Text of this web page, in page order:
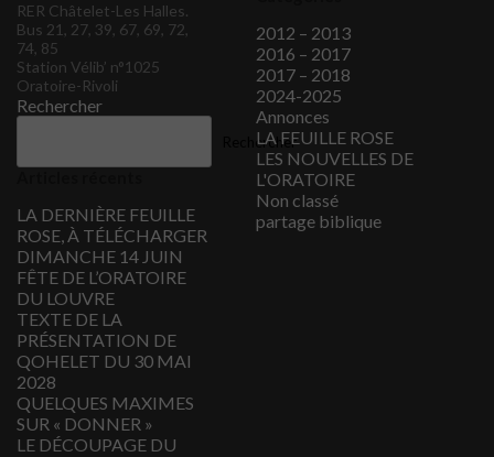
RER Châtelet-Les Halles.
Bus 21, 27, 39, 67, 69, 72,
74, 85
Station Vélib’ n°1025
Oratoire-Rivoli
Rechercher
Rechercher
LA DERNIÈRE FEUILLE
ROSE, À TÉLÉCHARGER
DIMANCHE 14 JUIN
FÊTE DE L’ORATOIRE
DU LOUVRE
TEXTE DE LA
PRÉSENTATION DE
QOHELET DU 30 MAI
2028
QUELQUES MAXIMES
SUR « DONNER »
LE DÉCOUPAGE DU
2012 – 2013
2016 – 2017
2017 – 2018
2024-2025
Annonces
LA FEUILLE ROSE
LES NOUVELLES DE
L'ORATOIRE
Non classé
partage biblique